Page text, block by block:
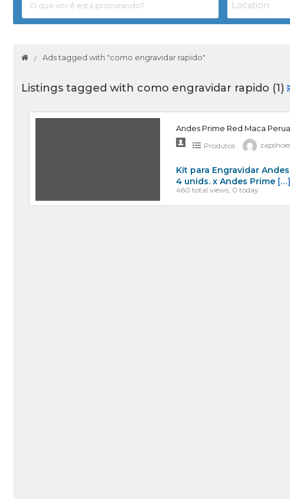
Ads tagged with "como engravidar rapido"
Listings tagged with como engravidar rapido (1)
Andes Prime Red Maca
Produtos
Kit para Engravidar
4 unids. x Andes Prime […]
460 total views, 0 today